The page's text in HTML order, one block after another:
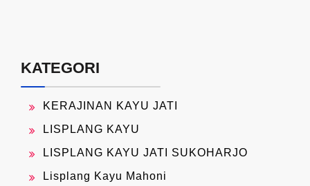
KATEGORI
KERAJINAN KAYU JATI
LISPLANG KAYU
LISPLANG KAYU JATI SUKOHARJO
Lisplang Kayu Mahoni